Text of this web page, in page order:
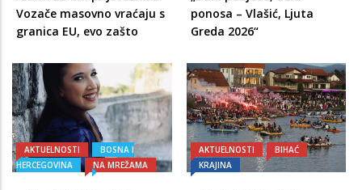
Vozače masovno vraćaju s
granica EU, evo zašto
ponosa – Vlašić, Ljuta
Greda 2026“
AKTUELNOSTI
BOSNA I
HERCEGOVINA
NA MREŽAMA
AKTUELNOSTI
BIHAĆ
KRAJINA